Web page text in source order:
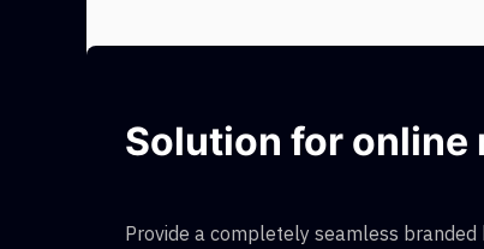
Solution for
Provide a completely seamless